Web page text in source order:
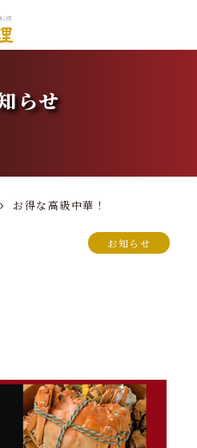
らせ
お得な高級中華！
お知らせ